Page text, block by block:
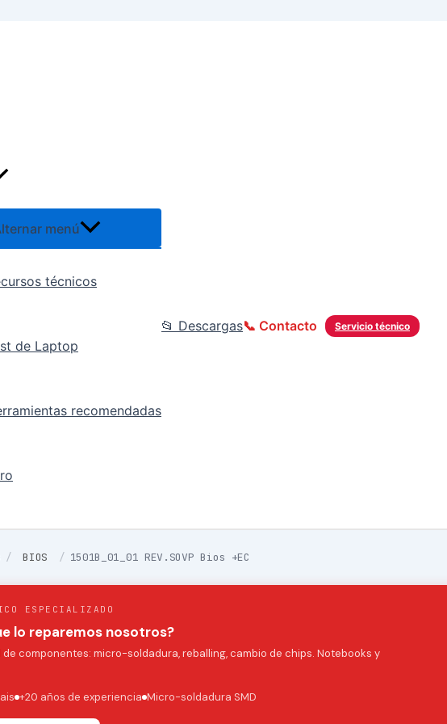
menú
técnicos
de Laptop
recomendadas
📂 Descargas Servicio técnico
📞 Contacto
/ BIOS / 1501B_01_01 REV.SOVP Bios +EC
ESPECIALIZADO
lo reparemos nosotros?
de componentes: micro-soldadura, reballing, cambio de chips. Notebooks y
+20 años de experiencia Micro-soldadura SMD